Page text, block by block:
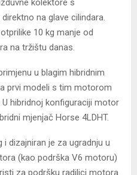
na glave cilindara.
10 kg manje od
na tržištu danas.
u blagim hibridnim
prvi modeli s tim motorom
hibridnoj konfiguraciji motor
mjenjač Horse 4LDHT.
dizajniran je za ugradnju u
(kao podrška V6 motoru)
za podršku radilici motora